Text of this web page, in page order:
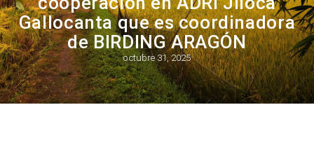
Gallocanta que es coordinadora
de BIRDING ARAGÓN
octubre 31, 2025